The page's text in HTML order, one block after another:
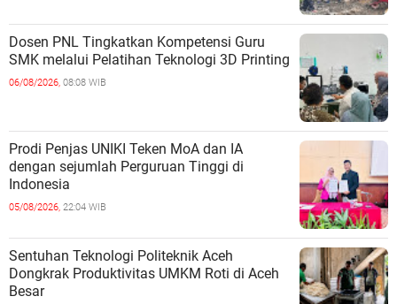
Dosen PNL Tingkatkan Kompetensi Guru
SMK melalui Pelatihan Teknologi 3D Printing
06/08/2026, 08:08 WIB
Prodi Penjas UNIKI Teken MoA dan IA
dengan sejumlah Perguruan Tinggi di
Indonesia
05/08/2026, 22:04 WIB
Sentuhan Teknologi Politeknik Aceh
Dongkrak Produktivitas UMKM Roti di Aceh
Besar